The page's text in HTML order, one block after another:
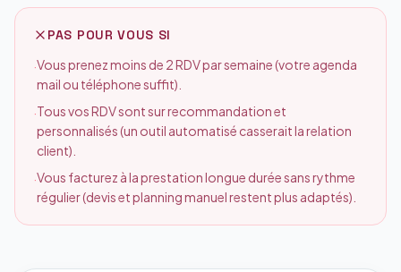
PAS POUR VOUS SI
·Vous prenez moins de 2 RDV par semaine (votre agenda
mail ou téléphone suffit).
·Tous vos RDV sont sur recommandation et
personnalisés (un outil automatisé casserait la relation
client).
·Vous facturez à la prestation longue durée sans rythme
régulier (devis et planning manuel restent plus adaptés).